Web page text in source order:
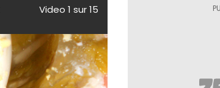
Video 1 sur 15